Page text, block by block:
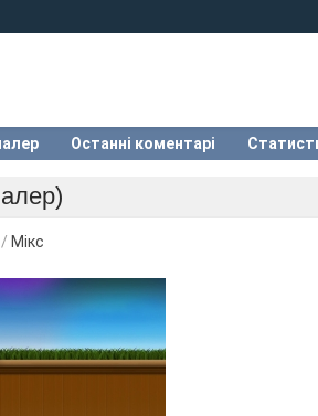
Останні коментарі
/ Мікс